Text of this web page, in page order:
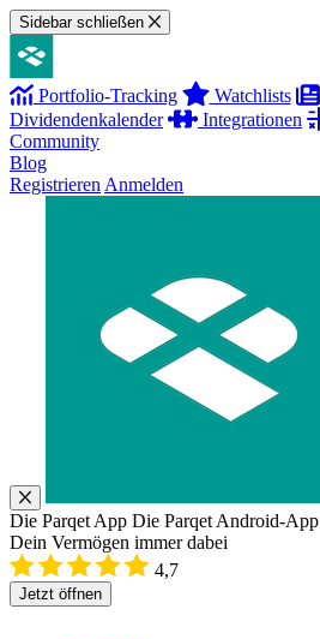
Sidebar schließen
Portfolio-Tracking Watchlists
Dividendenkalender
Integrationen
Community
Blog
Registrieren Anmelden
Die Parqet App Die Parqet Android-App
Dein Vermögen immer dabei
4,7
Jetzt öffnen